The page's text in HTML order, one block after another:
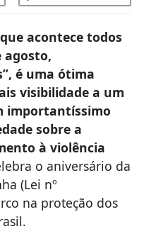
acontece todos
agosto,
é uma ótima
visibilidade a um
importantíssimo
sobre a
à violência
o aniversário da
(Lei nº
na proteção dos